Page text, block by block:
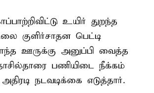
உயிர் துறந்த
குளிர்சாதன பெட்டி
ஊருக்கு அனுப்பி வைத்த
பணியிடை நீக்கம்
நடவடிக்கை எடுத்தார்.